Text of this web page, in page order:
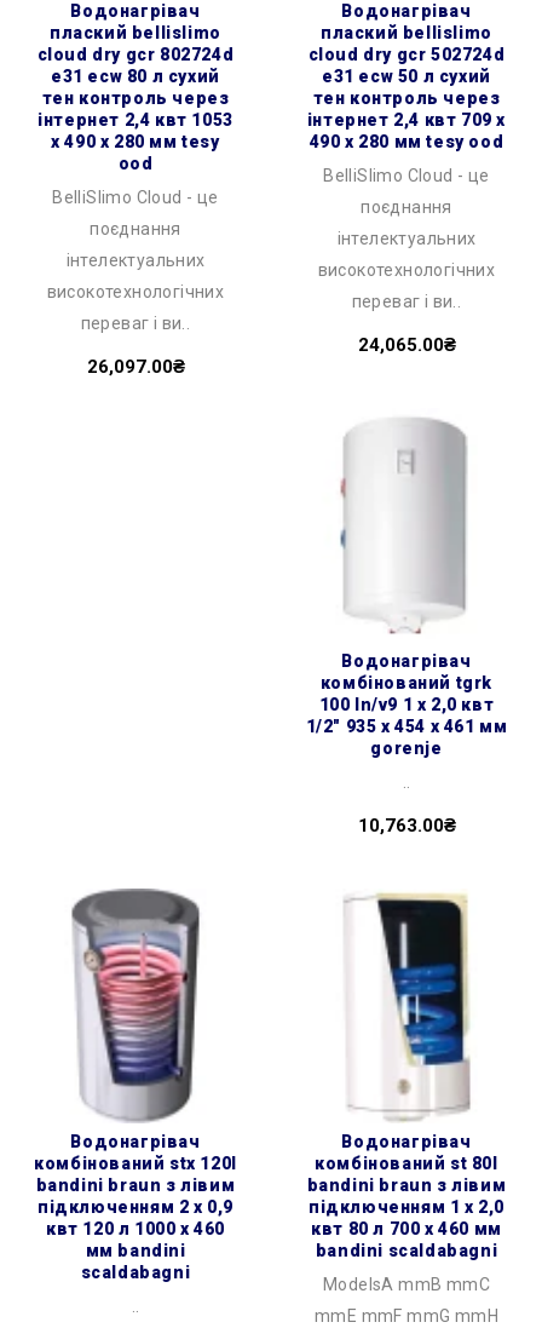
водонагрівач
плаский bellislimo
cloud dry gcr 802724d
e31 ecw 80 л сухий
тен контроль через
інтернет 2,4 квт 1053
x 490 x 280 мм tesy
ood
BelliSlimo Cloud - це
поєднання
інтелектуальних
високотехнологічних
переваг і ви..
26,097.00₴
водонагрівач
плаский bellislimo
cloud dry gcr 502724d
e31 ecw 50 л сухий
тен контроль через
інтернет 2,4 квт 709 x
490 x 280 мм tesy ood
BelliSlimo Cloud - це
поєднання
інтелектуальних
високотехнологічних
переваг і ви..
24,065.00₴
водонагрівач
комбінований tgrk
100 ln/v9 1 х 2,0 квт
1/2″ 935 x 454 x 461 мм
gorenje
..
10,763.00₴
водонагрівач
комбінований stx 120l
bandini braun з лівим
підключенням 2 х 0,9
квт 120 л 1000 x 460
мм bandini
scaldabagni
..
водонагрівач
комбінований st 80l
bandini braun з лівим
підключенням 1 х 2,0
квт 80 л 700 x 460 мм
bandini scaldabagni
ModelsA mmB mmC
mmE mmF mmG mmH